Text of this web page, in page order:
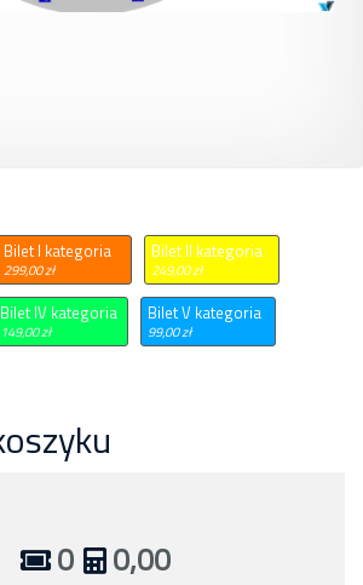
Bilet I kategoria
299,00 zł
Bilet II kategoria
249,00 zł
Bilet IV kategoria
149,00 zł
Bilet V kategoria
99,00 zł
0 0,00